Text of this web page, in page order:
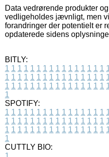
Data vedrørende produkter
vedligeholdes jævnligt, men
forandringer der potentielt er
opdaterede sidens
BITLY:
1 1 1 1 1 1 1 1 1 1 1 1 1 1 1 1
1 1 1 1 1 1 1 1 1 1 1 1 1 1 1 1
1 1 1 1 1 1 1 1 1 1 1 1 1 1 1 1
1
SPOTIFY:
1 1 1 1 1 1 1 1 1 1 1 1 1 1 1 1
1 1 1 1 1 1 1 1 1 1 1 1 1 1 1 1
1 1 1 1 1 1 1 1 1 1 1 1 1 1 1 1
1
CUTTLY BIO: